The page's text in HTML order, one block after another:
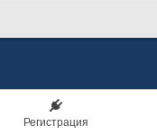
Регистрация